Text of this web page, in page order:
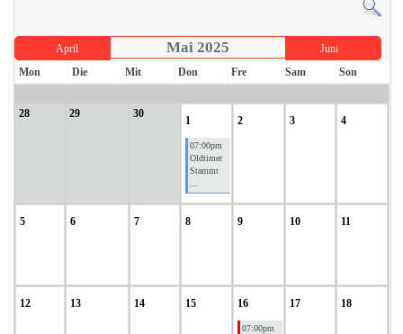
April Mai 2025
Juni
Mon
Die Mit Don Fre Sam Son
28 29 30
1
07:00pm
Oldtimer
Stammt
2 3 4
5 6 7 8 9 10 11
12 13 14 15 16
07:00pm
17 18